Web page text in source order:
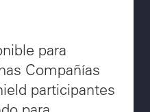
para
Compañías
participantes